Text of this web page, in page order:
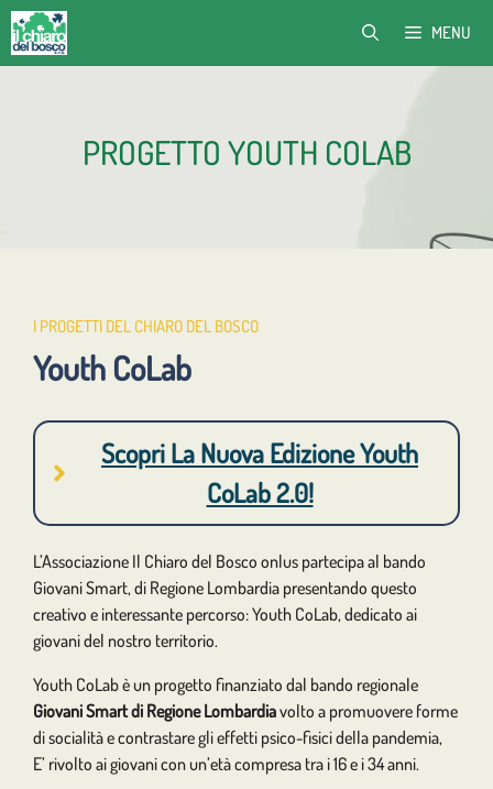
Vai
contenuto
MENU
PROGETTO YOUTH COLAB
I PROGETTI DEL CHIARO DEL BOSCO
Youth CoLab
Scopri La Nuova Edizione Youth
CoLab 2.0!
L’Associazione Il Chiaro del Bosco onlus partecipa al bando
Giovani Smart, di Regione Lombardia presentando questo
creativo e interessante percorso: Youth CoLab, dedicato ai
giovani del nostro territorio.
Youth CoLab è un progetto finanziato dal bando regionale
Giovani Smart di Regione Lombardiavolto a promuovere forme
di socialità e contrastare gli effetti psico-fisici della pandemia,
E’ rivolto ai giovani con un’età compresa tra i 16 e i 34 anni.